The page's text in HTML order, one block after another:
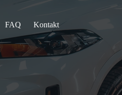
FAQ Kontakt